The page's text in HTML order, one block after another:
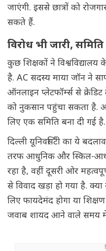
जाएंगी. इससे छात्रों को
सकते हैं.
विरोध भी जारी,
कुछ शिक्षकों ने
है. AC सदस्य माया जॉन ने
ऑनलाइन प्लेटफॉर्म्स से क्रेडिट
को नुकसान पहुंचा सकता है.
लिए एक समिति बना दी गई है.
दिल्ली यूनिवर्सिटी का ये
तरफ आधुनिक और स्किल-
रहा है, वहीं दूसरी ओर
से विवाद खड़ा हो गया है.
लिए फायदेमंद होगा या
जवाब शायद आने वाले समय